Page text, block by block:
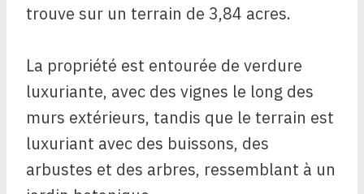
trouve sur un terrain de 3,84 acres.
La propriété est entourée de verdure
luxuriante, avec des vignes le long des
murs extérieurs, tandis que le terrain est
luxuriant avec des buissons, des
arbustes et des arbres, ressemblant à un